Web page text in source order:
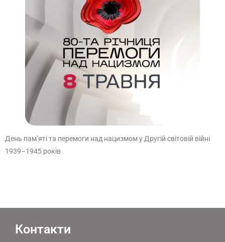
День памʼяті та перемоги над нацизмом у Другій світовій війні
1939–1945 років
Контакти